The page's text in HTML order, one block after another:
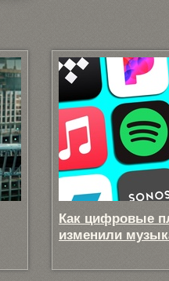
Как цифровые
изменили